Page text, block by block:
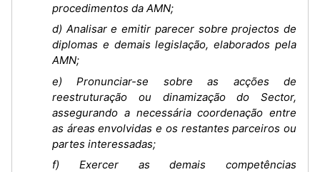
procedimentos da AMN;
d) Analisar e emitir parecer sobre projectos de
diplomas e demais legislação, elaborados pela
AMN;
e) Pronunciar-se sobre as acções de
reestruturação ou dinamização do Sector,
assegurando a necessária coordenação entre
as áreas envolvidas e os restantes parceiros ou
partes interessadas;
f) Exercer as demais competências